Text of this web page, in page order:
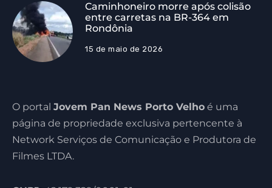
Caminhoneiro morre após colisão
entre carretas na BR-364 em
Rondônia
15 de maio de 2026
O portal Jovem Pan News Porto Velho é uma
página de propriedade exclusiva pertencente à
Network Serviços de Comunicação e Produtora de
Filmes LTDA.